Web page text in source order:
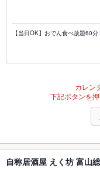
【当日OK】おでん食べ放題60分
カレン
下記ボタンを
自称居酒屋 えく坊 富山